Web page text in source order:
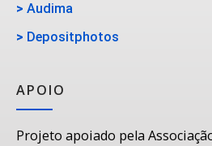
> Audima
> Depositphotos
APOIO
Projeto apoiado pela